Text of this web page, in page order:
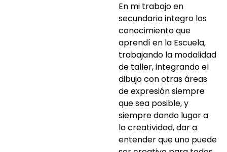
En mi trabajo en
secundaria integro los
conocimiento que
aprendí en la Escuela,
trabajando la modalidad
de taller, integrando el
dibujo con otras áreas
de expresión siempre
que sea posible, y
siempre dando lugar a
la creatividad, dar a
entender que uno puede